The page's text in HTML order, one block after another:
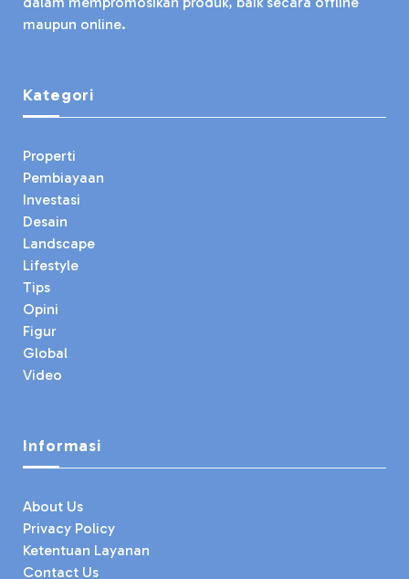
maupun online.
Kategori
Properti
Pembiayaan
Investasi
Desain
Landscape
Lifestyle
Tips
Opini
Figur
Global
Video
Informasi
About Us
Privacy Policy
Ketentuan Layanan
Contact Us